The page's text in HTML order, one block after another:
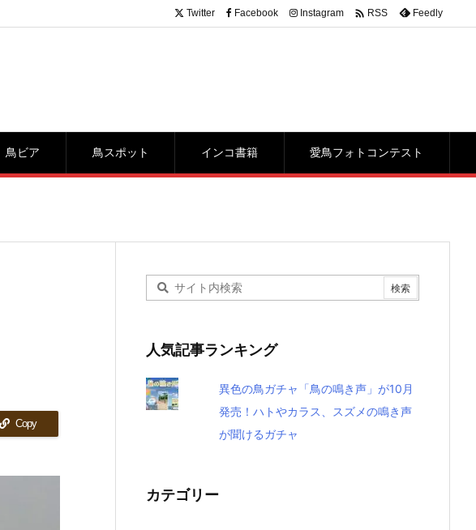
鳥ビア 鳥スポット インコ書籍 愛鳥フォトコンテスト
Twitter Facebook Instagram  RSS Feedly
Copy
人気記事ランキング
異色の鳥ガチャ「鳥の鳴き声」が10月
発売！ハトやカラス、スズメの鳴き声
が聞けるガチャ
カテゴリー